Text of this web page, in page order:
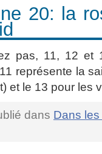
20: la
pas, 11, 12 et
représente la
et le 13 pour les
dans Dans